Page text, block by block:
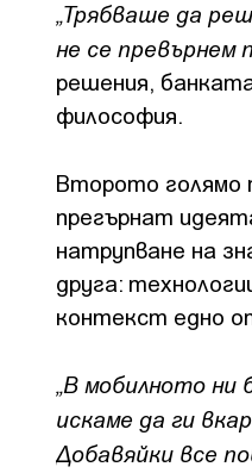
„Трябваше да
не се
решения,
философия.
Второто голямо
прегърнат
натрупване на
друга:
контекст едно
„В мобилното ни
искаме да ги
Добавяйки все